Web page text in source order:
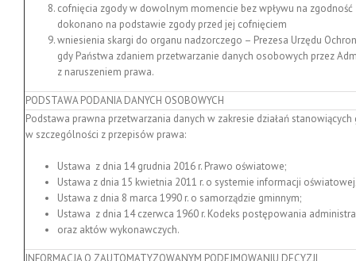
cofnięcia zgody w dowolnym momencie bez wpływu na
dokonano na podstawie zgody przed jej cofnięciem
wniesienia skargi do organu nadzorczego – Prezesa Urzędu
gdy Państwa zdaniem przetwarzanie danych osobowych przez
z naruszeniem prawa.
PODSTAWA PODANIA DANYCH OSOBOWYCH
Podstawa prawna przetwarzania danych w zakresie działań
w szczególności z przepisów prawa:
Ustawa z dnia 14 grudnia 2016 r. Prawo oświatowe;
Ustawa z dnia 15 kwietnia 2011 r. o systemie informacji oświatowej;
Ustawa z dnia 8 marca 1990 r. o samorządzie gminnym;
Ustawa z dnia 14 czerwca 1960 r. Kodeks postępowania
oraz aktów wykonawczych.
INFORMACJA O ZAUTOMATYZOWANYM PODEJMOWANIU DECYZJI